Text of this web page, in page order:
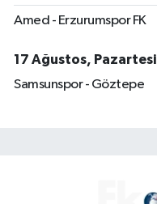
Amed - Erzurumspor FK
17 Ağustos, Pazartesi
Samsunspor - Göztepe